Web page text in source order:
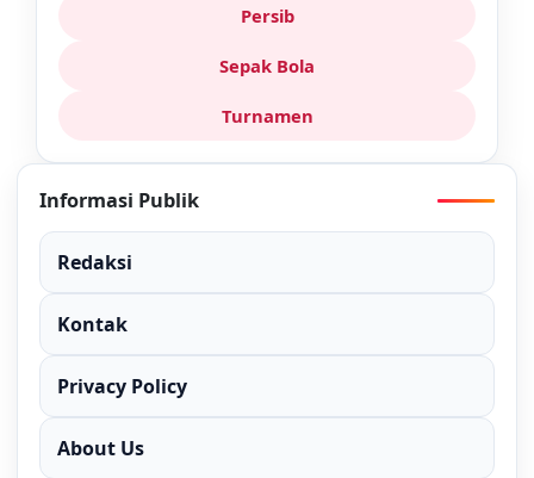
Persib
Sepak Bola
Turnamen
Informasi Publik
Redaksi
Kontak
Privacy Policy
About Us